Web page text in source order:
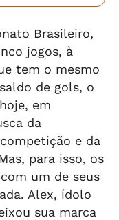
Brasileiro,
jogos, à
tem o mesmo
de gols, o
em
da
e da
para isso, os
um de seus
Alex, ídolo
sua marca